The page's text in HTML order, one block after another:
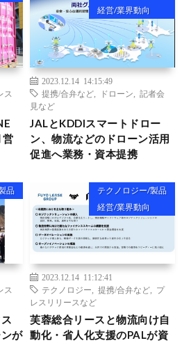
ス
営
経営/業界動向
2023.12.14 14:15:49
提携/合弁など
ドローン
記者会
見など
JALとKDDIスマートドロー
ン、物流などのドローン活用
促進へ業務・資本提携
品
ス
が
テクノロジー/製品
経営/業界動向
2023.12.14 11:12:41
テクノロジー
提携/合弁など
プ
レスリリースなど
芙蓉総合リースと物流向け自
動化・省人化支援のPALが資